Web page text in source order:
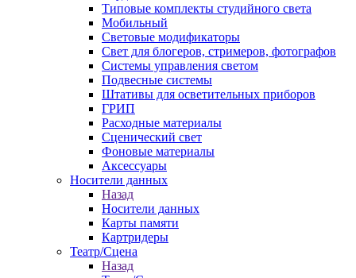
Типовые комплекты студийного света
Мобильный
Световые модификаторы
Свет для блогеров, стримеров, фотографов
Системы управления светом
Подвесные системы
Штативы для осветительных приборов
ГРИП
Расходные материалы
Сценический свет
Фоновые материалы
Аксессуары
Носители данных
Назад
Носители данных
Карты памяти
Картридеры
Театр/Сцена
Назад